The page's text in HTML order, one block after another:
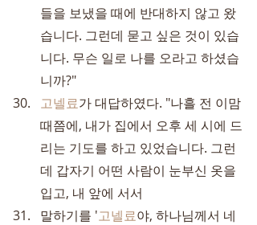
들을 보냈을 때에 반대하지 않고 왔
습니다. 그런데 묻고 싶은 것이 있습
니다. 무슨 일로 나를 오라고 하셨습
니까?"
고넬료가 대답하였다. "나흘 전 이맘
때쯤에, 내가 집에서 오후 세 시에 드
리는 기도를 하고 있었습니다. 그런
데 갑자기 어떤 사람이 눈부신 옷을
입고, 내 앞에 서서
말하기를 '고넬료야, 하나님께서 네